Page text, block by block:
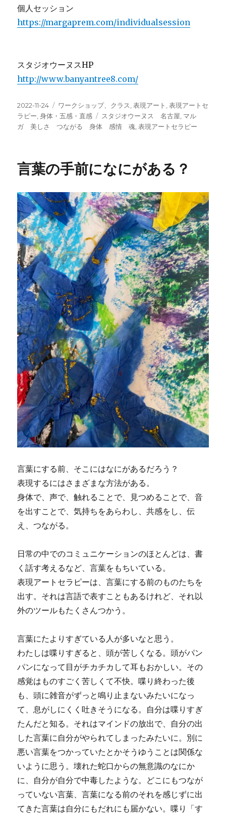
個人セッション
https://margaprem.com/individualsession
スタジオウーヌスHP
http://www.banyantree8.com/
投
稿
日:
2022-11-24
カ
テ
ゴ
ワークショップ、クラス ,表現アート ,表現アートセ
ラピー ,身体・五感・直感
タ
グ
スタジオウーヌス 名古屋 マル
ガ 美しさ つながる 身体 感情 魂 ,表現アートセラピー
言葉の手前になにがある？
言葉にする前、そこにはなにがあるだろう？
表現するにはさまざまな方法がある。
身体で、声で、触れることで、見つめることで、音
を出すことで、気持ちをあらわし、共感をし、伝
え、つながる。
日常の中でのコミュニケーションのほとんどは、書
く話す考えるなど、言葉をもちいている。
表現アートセラピーは、言葉にする前のものたちを
出す。それは言語で表すこともあるけれど、それ以
外のツールもたくさんつかう。
言葉にたよりすぎている人が多いなと思う。
わたしは喋りすぎると、頭が苦しくなる。頭がパン
パンになって目がチカチカして耳もおかしい。その
感覚はものすごく苦しくて不快。喋り終わった後
も、頭に雑音がずっと鳴り止まないみたいになっ
て、息がしにくく吐きそうになる。自分は喋りすぎ
たんだと知る。それはマインドの放出で、自分の出
した言葉に自分がやられてしまったみたいに。別に
悪い言葉をつかっていたとかそうゆうことは関係な
いように思う。壊れた蛇口からの無意識のなにか
に、自分が自分で中毒したような。どこにもつなが
っていない言葉、言葉になる前のそれを感じずに出
てきた言葉は自分にもだれにも届かない。喋り「す